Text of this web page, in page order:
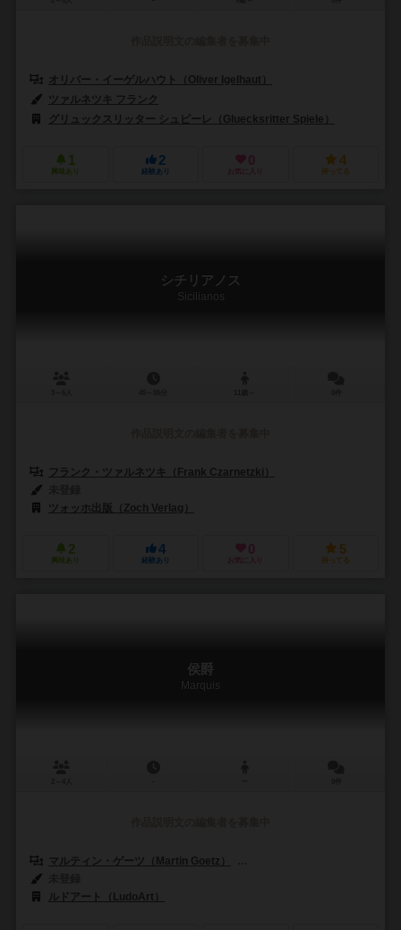
オリバー・イーゲルハウト（Oliver Igelhaut）
ツァルネツキ フランク
グリュックスリッター シュピーレ（Gluecksritter Spiele）
1
興味あり
2
経験あり
0
お気に入り
4
持ってる
シチリアノス
Sicilianos
フランク・ツァルネツキ（Frank Czarnetzki）
ツォッホ出版（Zoch Verlag）
2
興味あり
4
経験あり
0
お気に入り
5
持ってる
侯爵
Marquis
マルティン・ゲーツ（Martin Goetz）
ルドアート（LudoArt）